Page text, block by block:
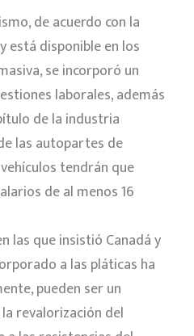
de acuerdo con la
está disponible en los
se incorporó un
laborales, además
de la industria
las autopartes de
tendrán que
de al menos 16
las que insistió Canadá y
a las pláticas ha
pueden ser un
revalorización del